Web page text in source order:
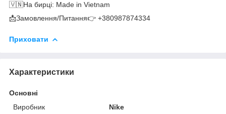
🇻🇳На бирці: Made in Vietnam
📩Замовлення/Питання👉 +380987874334
Приховати
Характеристики
Основні
Виробник
Nike